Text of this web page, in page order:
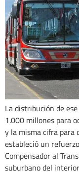
La distribución de
1.000 millones para
y la misma cifra para
estableció un
Compensador al
suburbano del